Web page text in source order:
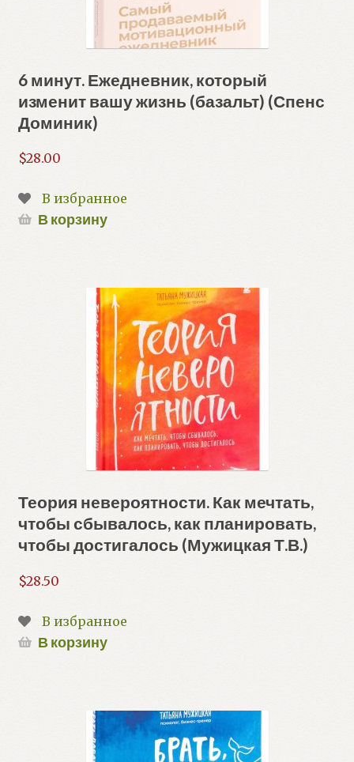
6 минут. Ежедневник, который
изменит вашу жизнь (базальт) (Спенс
Доминик)
$28.00
В избранное
В корзину
Теория невероятности. Как мечтать,
чтобы сбывалось, как планировать,
чтобы достигалось (Мужицкая Т.В.)
$28.50
В избранное
В корзину